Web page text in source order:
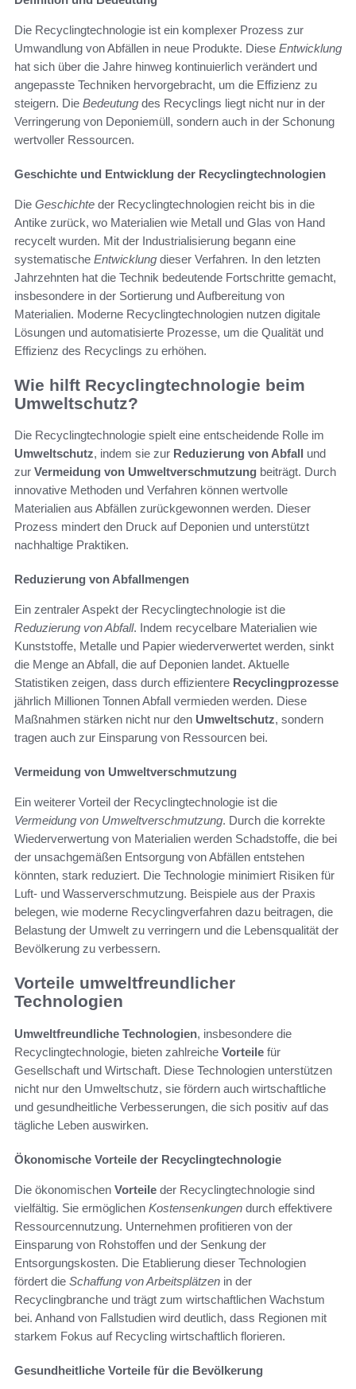
Die Recyclingtechnologie ist ein komplexer Prozess zur
Umwandlung von Abfällen in neue Produkte. Diese Entwicklung
hat sich über die Jahre hinweg kontinuierlich verändert und
angepasste Techniken hervorgebracht, um die Effizienz zu
steigern. Die Bedeutung des Recyclings liegt nicht nur in der
Verringerung von Deponiemüll, sondern auch in der Schonung
wertvoller Ressourcen.
Geschichte und Entwicklung der Recyclingtechnologien
Die Geschichte der Recyclingtechnologien reicht bis in die
Antike zurück, wo Materialien wie Metall und Glas von Hand
recycelt wurden. Mit der Industrialisierung begann eine
systematische Entwicklung dieser Verfahren. In den letzten
Jahrzehnten hat die Technik bedeutende Fortschritte gemacht,
insbesondere in der Sortierung und Aufbereitung von
Materialien. Moderne Recyclingtechnologien nutzen digitale
Lösungen und automatisierte Prozesse, um die Qualität und
Effizienz des Recyclings zu erhöhen.
Wie hilft Recyclingtechnologie beim
Umweltschutz?
Die Recyclingtechnologie spielt eine entscheidende Rolle im
Umweltschutz, indem sie zur Reduzierung von Abfall und
zur Vermeidung von Umweltverschmutzung beiträgt. Durch
innovative Methoden und Verfahren können wertvolle
Materialien aus Abfällen zurückgewonnen werden. Dieser
Prozess mindert den Druck auf Deponien und unterstützt
nachhaltige Praktiken.
Reduzierung von Abfallmengen
Ein zentraler Aspekt der Recyclingtechnologie ist die
Reduzierung von Abfall. Indem recycelbare Materialien wie
Kunststoffe, Metalle und Papier wiederverwertet werden, sinkt
die Menge an Abfall, die auf Deponien landet. Aktuelle
Statistiken zeigen, dass durch effizientere Recyclingprozesse
jährlich Millionen Tonnen Abfall vermieden werden. Diese
Maßnahmen stärken nicht nur den Umweltschutz, sondern
tragen auch zur Einsparung von Ressourcen bei.
Vermeidung von Umweltverschmutzung
Ein weiterer Vorteil der Recyclingtechnologie ist die
Vermeidung von Umweltverschmutzung. Durch die korrekte
Wiederverwertung von Materialien werden Schadstoffe, die bei
der unsachgemäßen Entsorgung von Abfällen entstehen
könnten, stark reduziert. Die Technologie minimiert Risiken für
Luft- und Wasserverschmutzung. Beispiele aus der Praxis
belegen, wie moderne Recyclingverfahren dazu beitragen, die
Belastung der Umwelt zu verringern und die Lebensqualität der
Bevölkerung zu verbessern.
Vorteile umweltfreundlicher
Technologien
Umweltfreundliche Technologien, insbesondere die
Recyclingtechnologie, bieten zahlreiche Vorteile für
Gesellschaft und Wirtschaft. Diese Technologien unterstützen
nicht nur den Umweltschutz, sie fördern auch wirtschaftliche
und gesundheitliche Verbesserungen, die sich positiv auf das
tägliche Leben auswirken.
Ökonomische Vorteile der Recyclingtechnologie
Die ökonomischen Vorteile der Recyclingtechnologie sind
vielfältig. Sie ermöglichen Kostensenkungen durch effektivere
Ressourcennutzung. Unternehmen profitieren von der
Einsparung von Rohstoffen und der Senkung der
Entsorgungskosten. Die Etablierung dieser Technologien
fördert die Schaffung von Arbeitsplätzen in der
Recyclingbranche und trägt zum wirtschaftlichen Wachstum
bei. Anhand von Fallstudien wird deutlich, dass Regionen mit
starkem Fokus auf Recycling wirtschaftlich florieren.
Gesundheitliche Vorteile für die Bevölkerung